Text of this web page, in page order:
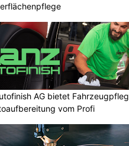
AG bietet
vom Profi